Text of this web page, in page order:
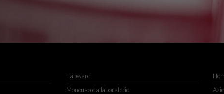
Labware
Monouso da laboratorio